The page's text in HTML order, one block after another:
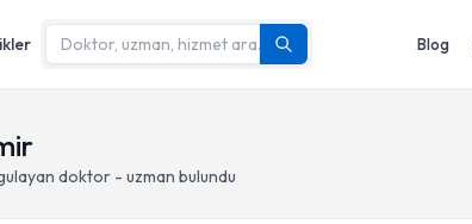
Blog
doktor - uzman bulundu